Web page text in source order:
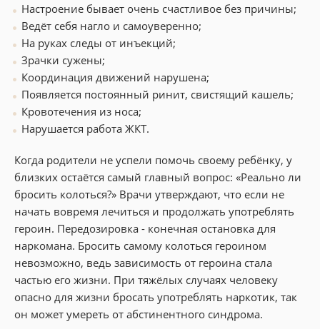
Настроение бывает очень счастливое без причины;
Ведёт себя нагло и самоуверенно;
На руках следы от инъекций;
Зрачки сужены;
Координация движений нарушена;
Появляется постоянный ринит, свистящий кашель;
Кровотечения из носа;
Нарушается работа ЖКТ.
Когда родители не успели помочь своему ребёнку, у
близких остаётся самый главный вопрос: «Реально ли
бросить колоться?» Врачи утверждают, что если не
начать вовремя лечиться и продолжать употреблять
героин. Передозировка - конечная остановка для
наркомана. Бросить самому колоться героином
невозможно, ведь зависимость от героина стала
частью его жизни. При тяжёлых случаях человеку
опасно для жизни бросать употреблять наркотик, так
он может умереть от абстинентного синдрома.